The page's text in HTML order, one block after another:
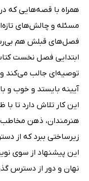
همراه با قصه‌هایی که
مسئله و چالش‌های
فصل‌های قبلش هم بی‌ربط
ابتدایی فصل نخست کتاب
توصیه‌ای جالب می‌کند و
آیینه بایستد و خوب و
این کار تلاش دارد تا با
هنرمندان، ذهن
زیرساختی ببرد که از
این پیشنهاد از سوی
نهان و دور از دسترس